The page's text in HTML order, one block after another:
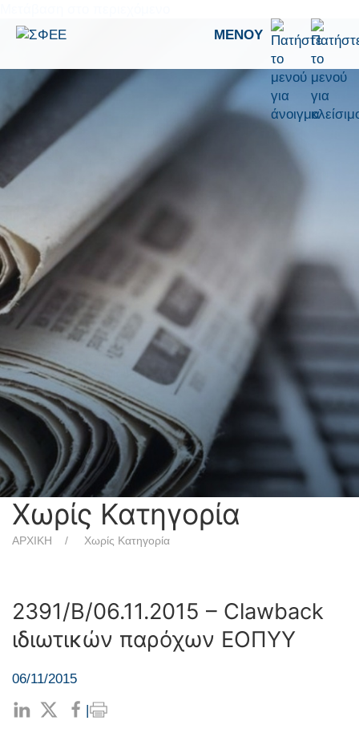
ΜΕΝΟΎ
Χωρίς Κατηγορία
ΑΡΧΙΚΗ Χωρίς Κατηγορία
2391/Β/06.11.2015 – Clawback
ιδιωτικών παρόχων ΕΟΠΥΥ
06/11/2015
|